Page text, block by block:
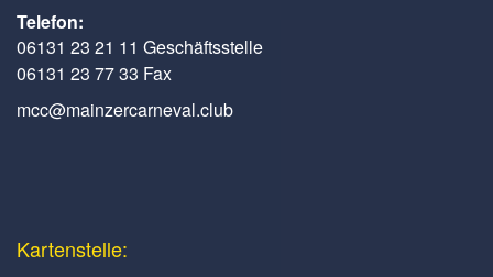
Telefon:
06131 23 21 11 Geschäftsstelle
06131 23 77 33 Fax
mcc@mainzercarneval.club
Kartenstelle: